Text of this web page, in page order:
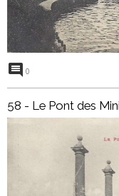
0
58 - Le Pont des